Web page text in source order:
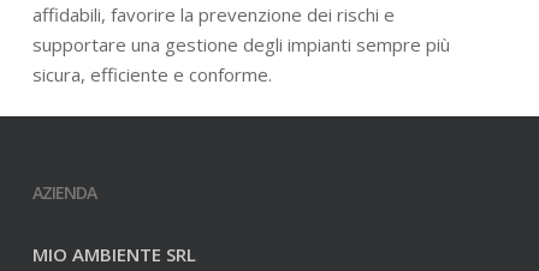
affidabili, favorire la prevenzione dei rischi e
supportare una gestione degli impianti sempre più
sicura, efficiente e conforme.
AZIENDA
MIO AMBIENTE SRL